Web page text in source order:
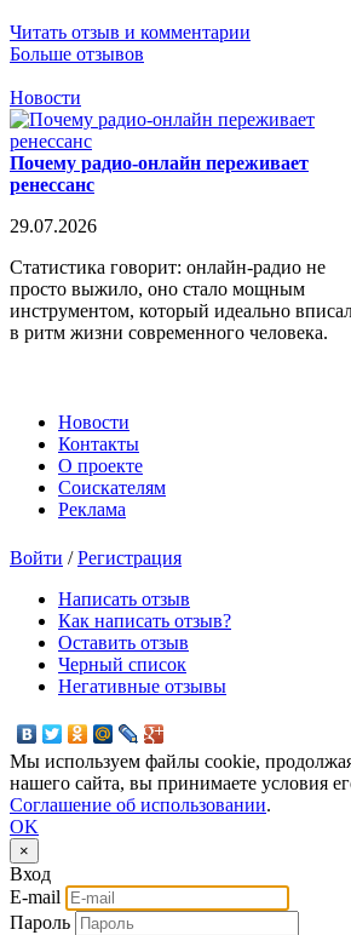
Читать отзыв и комментарии
Больше отзывов
Новости
Почему радио-онлайн переживает
ренессанс
29.07.2026
Статистика говорит: онлайн-радио не
просто выжило, оно стало мощным
инструментом, который идеально
в ритм жизни современного человека.
Новости
Контакты
О проекте
Соискателям
Реклама
Войти /Регистрация
Написать отзыв
Как написать отзыв?
Оставить отзыв
Черный список
Негативные отзывы
Мы используем файлы cookie,
нашего сайта, вы принимаете условия
Соглашение об использовании.
OK
×
Вход
E-mail
Пароль